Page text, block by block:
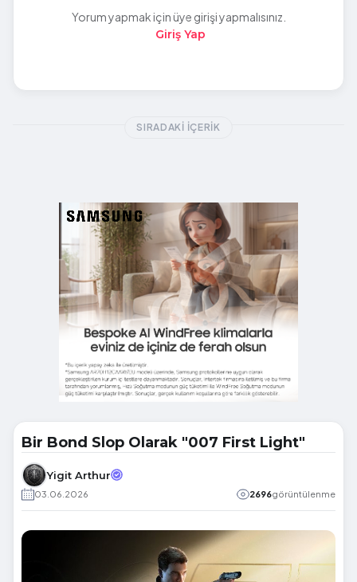
Yorum yapmak için üye girişi yapmalısınız.
Giriş Yap
SIRADAKI İÇERIK
Bir Bond Slop Olarak "007 First Light"
Yigit Arthur
03.06.2026 2696görüntülenme